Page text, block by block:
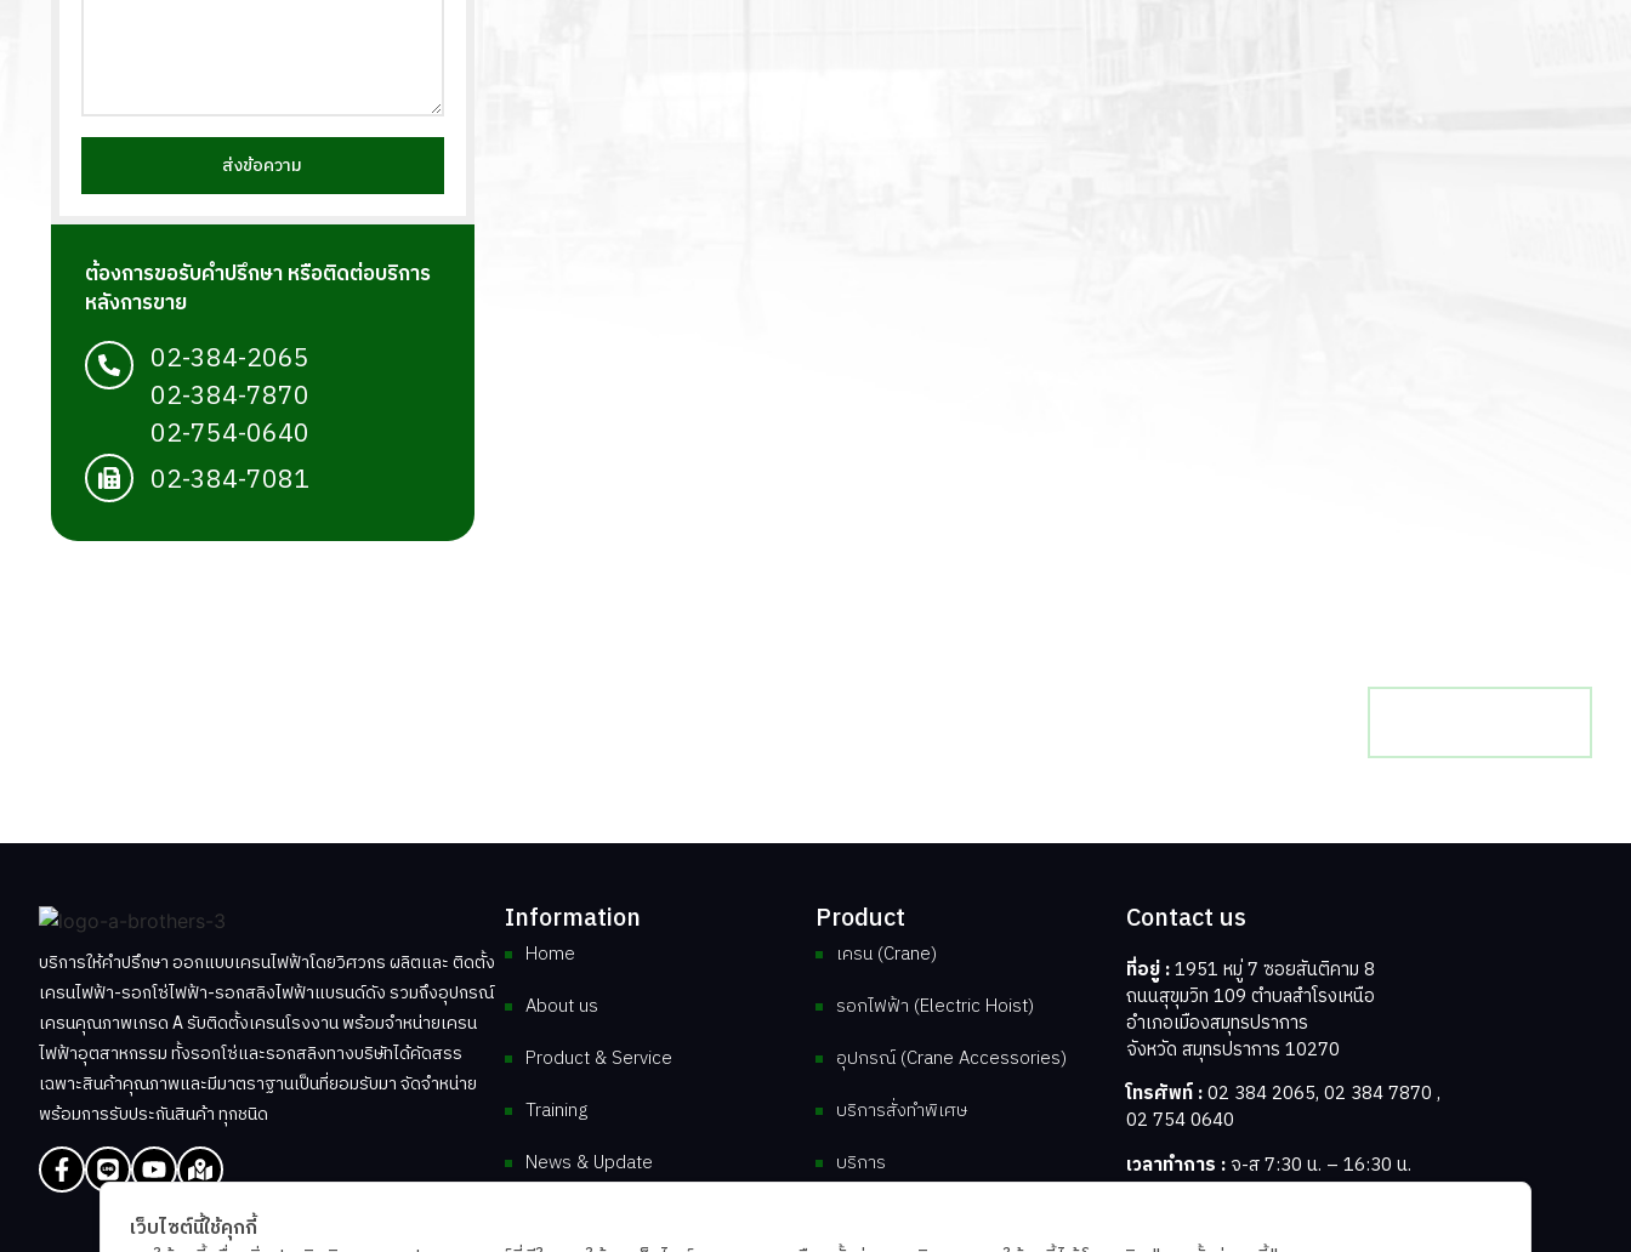
ส่งข้อความ
ต้องการขอรับคำปรึกษา หรือติดต่อบริการ
หลังการขาย
02-384-2065
02-384-7870
02-754-0640
02-384-7081
บริการให้คำปรึกษา ออกแบบเครนไฟฟ้าโดยวิศวกร ผลิตและ ติดตั้ง
เครนไฟฟ้า-รอกโซ่ไฟฟ้า-รอกสลิงไฟฟ้าแบรนด์ดัง รวมถึงอุปกรณ์
เครนคุณภาพเกรด A รับติดตั้งเครนโรงงาน พร้อมจำหน่ายเครน
ไฟฟ้าอุตสาหกรรม ทั้งรอกโซ่และรอกสลิงทางบริษัทได้คัดสรร
เฉพาะสินค้าคุณภาพและมีมาตราฐานเป็นที่ยอมรับมา จัดจำหน่าย
พร้อมการรับประกันสินค้า ทุกชนิด
Information
Home
About us
Product & Service
Training
News & Update
Product
เครน (Crane)
รอกไฟฟ้า (Electric Hoist)
อุปกรณ์ (Crane Accessories)
บริการสั่งทำพิเศษ
บริการ
Contact us
ที่อยู่ :1951 หมู่ 7 ซอยสันติคาม 8
ถนนสุขุมวิท 109 ตำบลสำโรงเหนือ
อำเภอเมืองสมุทรปราการ
จังหวัด สมุทรปราการ 10270
โทรศัพท์ :02 384 2065, 02 384 7870 ,
02 754 0640
เวลาทำการ : จ-ส 7:30 น. – 16:30 น.
เว็บไซต์นี้ใช้คุกกี้